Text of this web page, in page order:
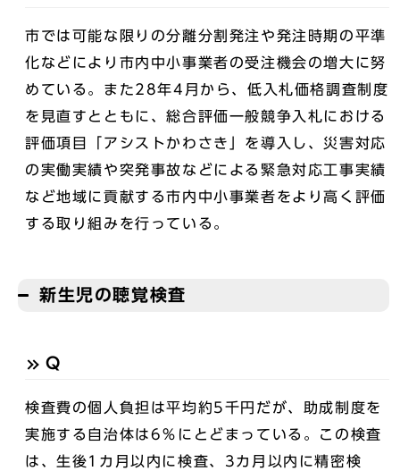
市では可能な限りの分離分割発注や発注時期の平準
化などにより市内中小事業者の受注機会の増大に努
めている。また28年4月から、低入札価格調査制度
を見直すとともに、総合評価一般競争入札における
評価項目「アシストかわさき」を導入し、災害対応
の実働実績や突発事故などによる緊急対応工事実績
など地域に貢献する市内中小事業者をより高く評価
する取り組みを行っている。
新生児の聴覚検査
Q
検査費の個人負担は平均約5千円だが、助成制度を
実施する自治体は6％にとどまっている。この検査
は、生後1カ月以内に検査、3カ月以内に精密検